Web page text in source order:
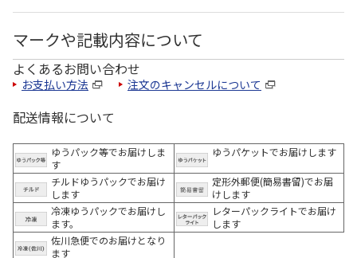
マークや記載内容について
よくあるお問い合わせ
お支払い方法 注文のキャンセルについて
配送情報について
ゆうパック等でお届けしま
す
ゆうパケットでお届けします
チルドゆうパックでお届け
します
定形外郵便(簡易書留)でお届
けします
冷凍ゆうパックでお届けし
ます。
レターパックライトでお届け
します
佐川急便でのお届けとなり
ます